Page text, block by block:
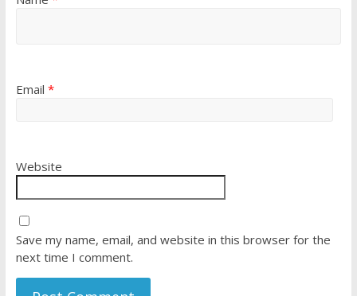
Email *
Website
Save my name, email, and website in this browser for the
next time I comment.